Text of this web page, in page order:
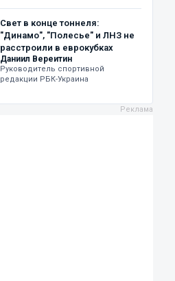
Свет в конце тоннеля:
"Динамо", "Полесье" и ЛНЗ не
расстроили в еврокубках
Даниил Вереитин
Руководитель спортивной
редакции РБК-Украина